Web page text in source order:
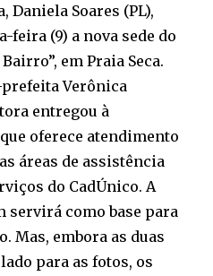
Daniela Soares (PL),
feira (9) a nova sede do
em Praia Seca.
Verônica
entregou à
oferece atendimento
áreas de assistência
do CadÚnico. A
servirá como base para
Mas, embora as duas
para as fotos, os